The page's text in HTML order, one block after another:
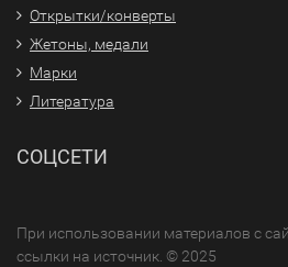
Открытки/конверты
Жетоны, медали
Марки
Литература
СОЦСЕТИ
При использовании материалов с
ссылки на источник. © 2025